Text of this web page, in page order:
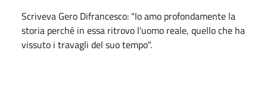
Scriveva Gero Difrancesco: "Io amo profondamente la
storia perché in essa ritrovo l'uomo reale, quello che ha
vissuto i travagli del suo tempo".